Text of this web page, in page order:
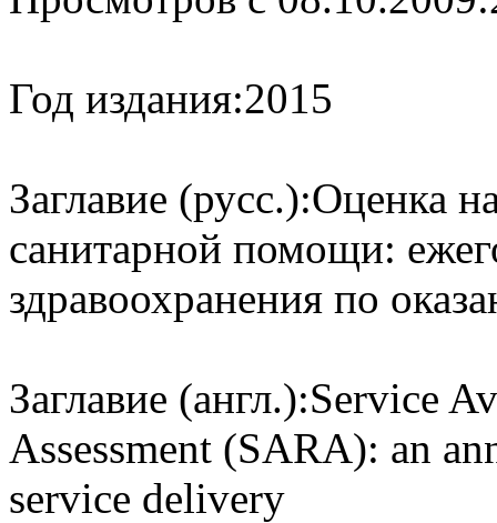
Год издания:2015
Заглавие (русс.):Оценка
санитарной помощи:
здравоохранения по
Заглавие (англ.):Service
Assessment (SARA): an
service delivery